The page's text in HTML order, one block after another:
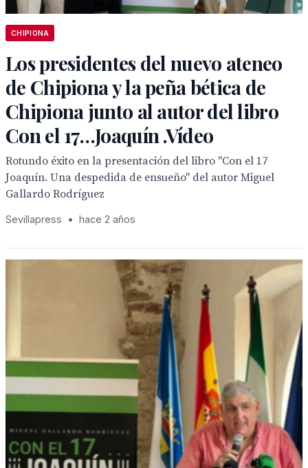
CHIPIONA
Los presidentes del nuevo ateneo
de Chipiona y la peña bética de
Chipiona junto al autor del libro
Con el 17…Joaquín .Vídeo
Rotundo éxito en la presentación del libro "Con el 17
Joaquín. Una despedida de ensueño" del autor Miguel
Gallardo Rodríguez
Sevillapress • hace 2 años